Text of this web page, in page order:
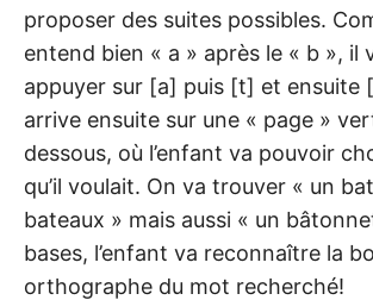
proposer des suites possibles.
entend bien « a » après le « b », il
appuyer sur [a] puis [t] et ensuite
arrive ensuite sur une « page »
dessous, où l’enfant va pouvoir
qu’il voulait. On va trouver « un
bateaux » mais aussi « un
bases, l’enfant va reconnaître la
orthographe du mot recherché!